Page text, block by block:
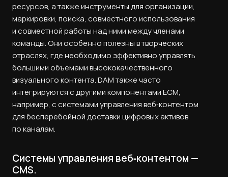
ресурсов, а также инструменты для организации,
маркировки, поиска, совместного использования
и совместной работы над ними между членами
команды. Они особенно полезны в творческих
отраслях, где необходимо эффективно управлять
большими объемами высококачественного
визуального контента. DAM также часто
интегрируются с другими компонентами ECM,
например, с системами управления веб‑контентом
для бесперебойной доставки цифровых активов
по каналам.
Системы управления веб‑контентом —
CMS.